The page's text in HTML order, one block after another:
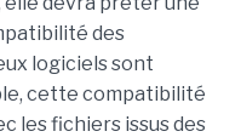
des
logiciels sont
cette compatibilité
les fichiers issus des